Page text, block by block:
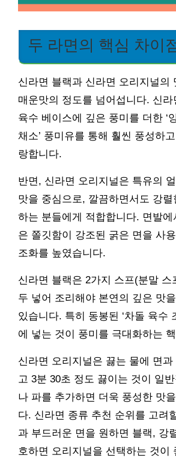
두 라면의 핵심 차이
신라면 블랙과 신라면 오리지널의
매운맛의 정도를 넘어섭니다. 신라
육수 베이스에 깊은 풍미를 더한 ‘
채소’ 풍미유를 통해 훨씬 풍성하
랑합니다.
반면, 신라면 오리지널은 특유의
맛을 중심으로, 깔끔하면서도 강
하는 분들에게 적합합니다. 면발에
은 쫄깃함이 강조된 굵은 면을 사
조화를 높였습니다.
신라면 블랙은 2가지 스프(분말 스
두 넣어 조리해야 본연의 깊은 맛
있습니다. 특히 동봉된 ‘차돌 육수
에 넣는 것이 풍미를 극대화하는
신라면 오리지널은 끓는 물에 면과
고 3분 30초 정도 끓이는 것이 일
나 파를 추가하면 더욱 풍성한 맛
다. 신라면 종류 추천 순위를 고려
과 부드러운 면을 원하면 블랙, 강
호하면 오리지널을 선택하는 것이